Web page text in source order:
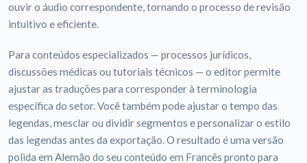
ouvir o áudio correspondente, tornando o processo de revisão
intuitivo e eficiente.
Para conteúdos especializados — processos jurídicos,
discussões médicas ou tutoriais técnicos — o editor permite
ajustar as traduções para corresponder à terminologia
específica do setor. Você também pode ajustar o tempo das
legendas, mesclar ou dividir segmentos e personalizar o estilo
das legendas antes da exportação. O resultado é uma versão
polida em Alemão do seu conteúdo em Francês pronto para